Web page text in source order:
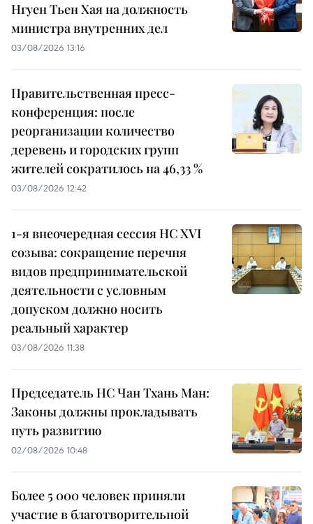
Нгуен Тьен Хая на должность
министра внутренних дел
03/08/2026 13:16
Правительственная пресс-
конференция: после
реорганизации количество
деревень и городских групп
жителей сократилось на 46,33 %
03/08/2026 12:42
1-я внеочередная сессия НС XVI
созыва: сокращение перечня
видов предпринимательской
деятельности с условным
допуском должно носить
реальный характер
03/08/2026 11:38
Председатель НС Чан Тхань Ман:
Законы должны прокладывать
путь развитию
02/08/2026 10:48
Более 5 000 человек приняли
участие в благотворительной